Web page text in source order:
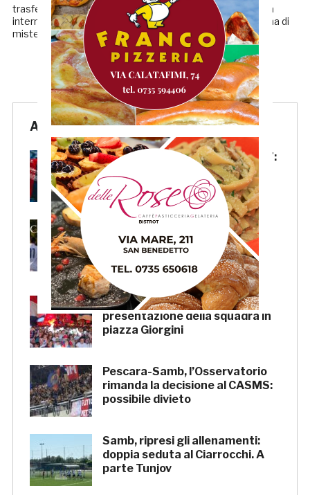
trasferta decisamente importante. La cocente sconfitta
interna dell’andata rappresentò l’ultima gara sulla panchina di
mister Pergolizzi […]
Articoli Recenti
Samb, la maglia Home 2026/27:
«Il sale sulla pelle, l’ardore negli
occhi»
Primavera 4, il calendario della
Samb: Folgore Caratese
all’esordio, prima trasferta a
Forlì
Samb, su il sipario: stasera la
presentazione della squadra in
piazza Giorgini
Pescara-Samb, l’Osservatorio
rimanda la decisione al CASMS:
possibile divieto
Samb, ripresi gli allenamenti:
doppia seduta al Ciarrocchi. A
parte Tunjov